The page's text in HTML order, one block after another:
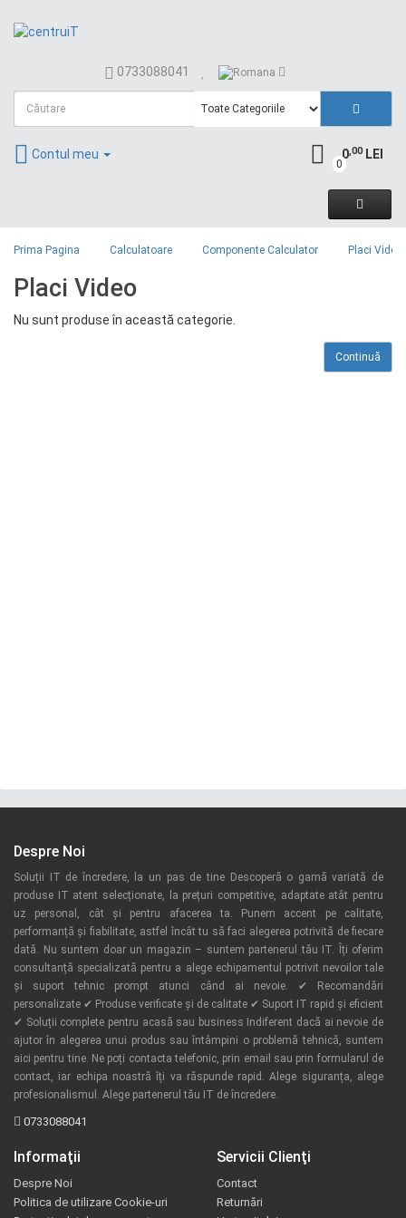
0733088041
Contul meu
0
0,00LEI
Prima Pagina Calculatoare Componente Calculator Placi Video
Placi Video
Nu sunt produse în această categorie.
Continuă
Despre Noi
Soluții IT de încredere, la un pas de tine Descoperă o gamă variată de
produse IT atent selecționate, la prețuri competitive, adaptate atât pentru
uz personal, cât și pentru afacerea ta. Punem accent pe calitate,
performanță și fiabilitate, astfel încât tu să faci alegerea potrivită de fiecare
dată. Nu suntem doar un magazin – suntem partenerul tău IT. Îți oferim
consultanță specializată pentru a alege echipamentul potrivit nevoilor tale
și suport tehnic prompt atunci când ai nevoie. ✔ Recomandări
personalizate ✔ Produse verificate și de calitate ✔ Suport IT rapid și eficient
✔ Soluții complete pentru acasă sau business Indiferent dacă ai nevoie de
ajutor în alegerea unui produs sau întâmpini o problemă tehnică, suntem
aici pentru tine. Ne poți contacta telefonic, prin email sau prin formularul de
contact, iar echipa noastră îți va răspunde rapid. Alege siguranța, alege
profesionalismul. Alege partenerul tău IT de încredere.
0733088041
Informaţii
Despre Noi
Politica de utilizare Cookie-uri
Servicii Clienţi
Contact
Returnări